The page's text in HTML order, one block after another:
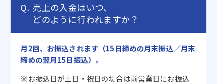
売上の入金はいつ、
どのように行われますか？
月2回、お振込されます（15日締めの月末振込／月末
締めの翌月15日振込）。
※お振込日が土日・祝日の場合は前営業日にお振込